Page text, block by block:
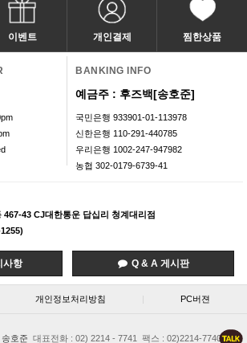
이벤트 개인결제 찜한상품
BANKING INFO
예금주 : 후즈백[송호준]
국민은행 933901-01-113978
신한은행 110-291-440785
우리은행 1002-247-947982
농협 302-0179-6739-41
467-43 CJ대한통운 답십리 청계대리점
사항 Q & A 게시판
개인정보처리방침 | PC버젼
송호준 대표전화 : 02) 2214 - 7741 팩스 : 02)2214-7740